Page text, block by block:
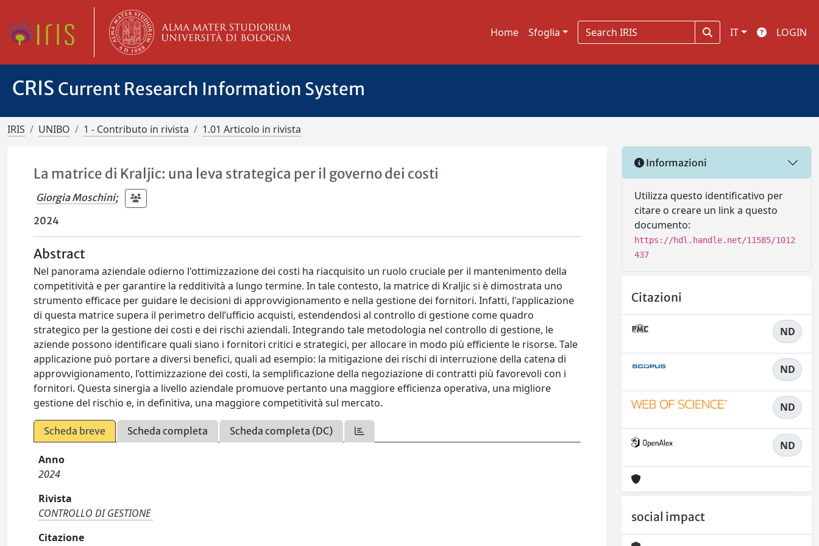
Home Sfoglia IT LOGIN
CRIS Current Research Information System
IRIS UNIBO 1 - Contributo in rivista 1.01 Articolo in rivista
La matrice di Kraljic: una leva strategica per il governo dei costi
Giorgia Moschini;
2024
Abstract
Nel panorama aziendale odierno l'ottimizzazione dei costi ha riacquisito un ruolo cruciale per il mantenimento della
competitività e per garantire la redditività a lungo termine. In tale contesto, la matrice di Kraljic si è dimostrata uno
strumento efficace per guidare le decisioni di approvvigionamento e nella gestione dei fornitori. Infatti, l'applicazione
di questa matrice supera il perimetro dell’ufficio acquisti, estendendosi al controllo di gestione come quadro
strategico per la gestione dei costi e dei rischi aziendali. Integrando tale metodologia nel controllo di gestione, le
aziende possono identificare quali siano i fornitori critici e strategici, per allocare in modo più efficiente le risorse. Tale
applicazione può portare a diversi benefici, quali ad esempio: la mitigazione dei rischi di interruzione della catena di
approvvigionamento, l’ottimizzazione dei costi, la semplificazione della negoziazione di contratti più favorevoli con i
fornitori. Questa sinergia a livello aziendale promuove pertanto una maggiore efficienza operativa, una migliore
gestione del rischio e, in definitiva, una maggiore competitività sul mercato.
Scheda breve Scheda completa Scheda completa (DC)
Anno
2024
Rivista
CONTROLLO DI GESTIONE
Citazione
Informazioni
Utilizza questo identificativo per
citare o creare un link a questo
documento:
https://hdl.handle.net/11585/1012
437
Citazioni
ND
ND
ND
ND
social impact